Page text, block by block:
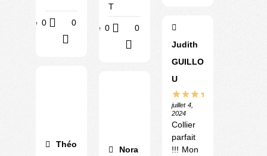
Utile 0 0
Théo
T
Utile 0 0
Nora
Judith
GUILLO
U
juillet 4,
2024
Collier
parfait
!!! Mon